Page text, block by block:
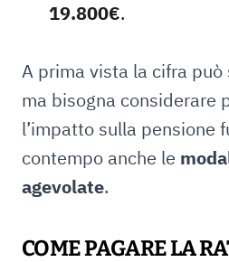
19.800€.
A prima vista la cifra
ma bisogna considerare
l’impatto sulla pensione
contempo anche le
agevolate.
COME PAGARE LA